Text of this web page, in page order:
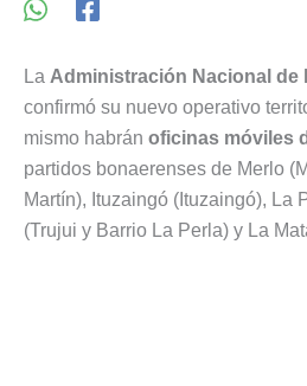
La Administración Nacional de
confirmó su nuevo operativo
mismo habrán oficinas móviles
partidos bonaerenses de Merlo
Martín), Ituzaingó (Ituzaingó), La
(Trujui y Barrio La Perla) y La